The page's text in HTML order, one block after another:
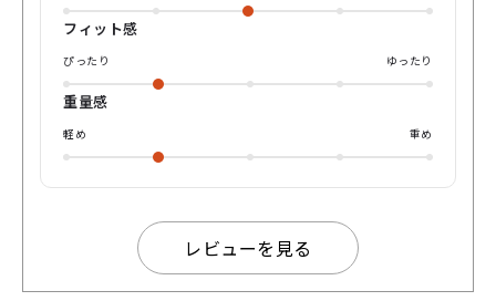
フィット感
ぴったり ゆったり
重量感
軽め 重め
レビューを見る